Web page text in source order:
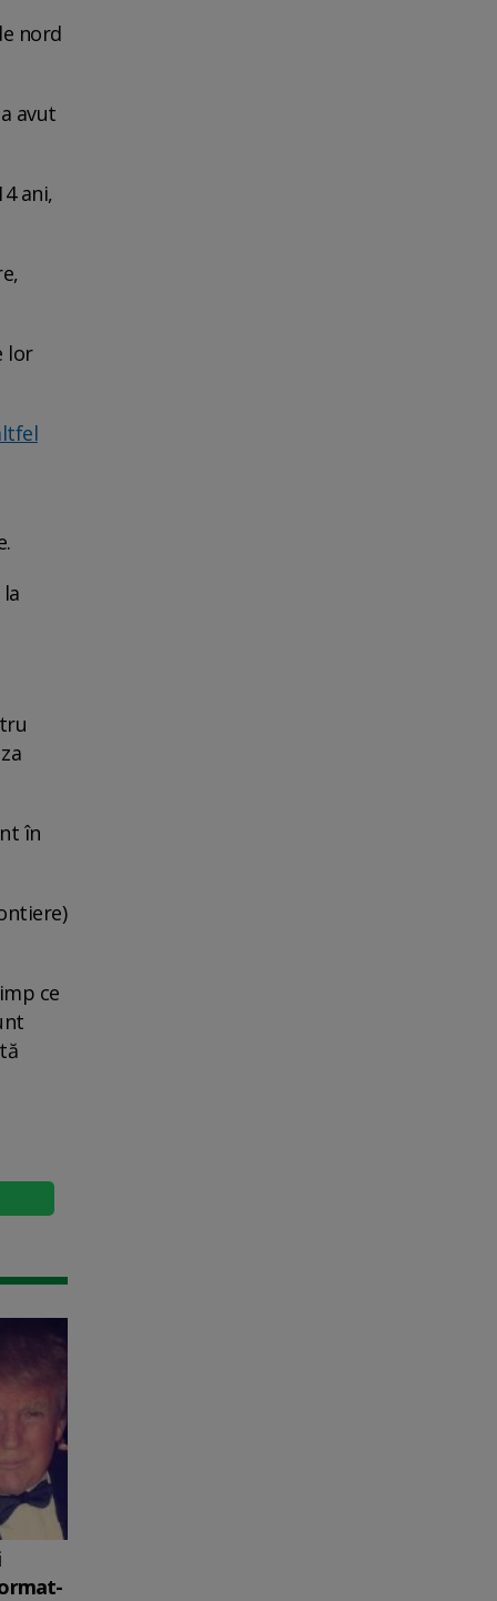
nord
avut
ani,
lor
în
ce